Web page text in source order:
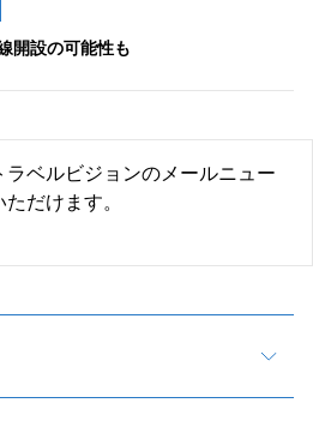
開設の可能性も
ベルビジョンのメールニュー
だけます。